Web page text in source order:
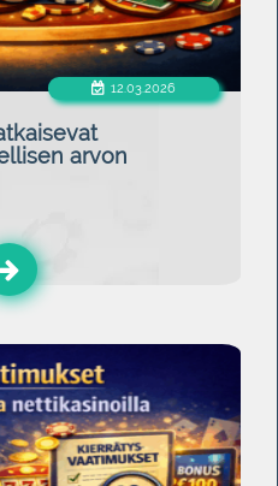
12.03.2026
arvon